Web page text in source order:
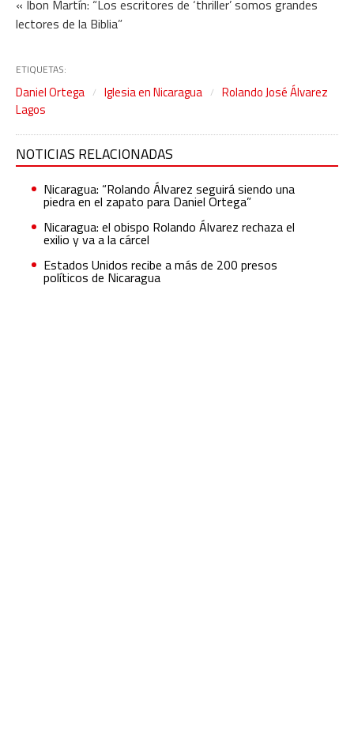
« Ibon Martín: “Los escritores de ‘thriller’ somos grandes
lectores de la Biblia”
ETIQUETAS:
Daniel Ortega Iglesia en Nicaragua
Rolando José Álvarez
Lagos
NOTICIAS RELACIONADAS
Nicaragua: “Rolando Álvarez seguirá siendo una
piedra en el zapato para Daniel Ortega”
Nicaragua: el obispo Rolando Álvarez rechaza el
exilio y va a la cárcel
Estados Unidos recibe a más de 200 presos
políticos de Nicaragua